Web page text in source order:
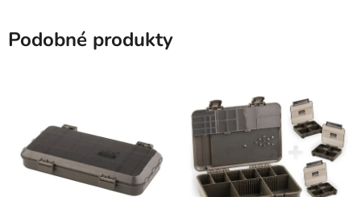
Podobné produkty